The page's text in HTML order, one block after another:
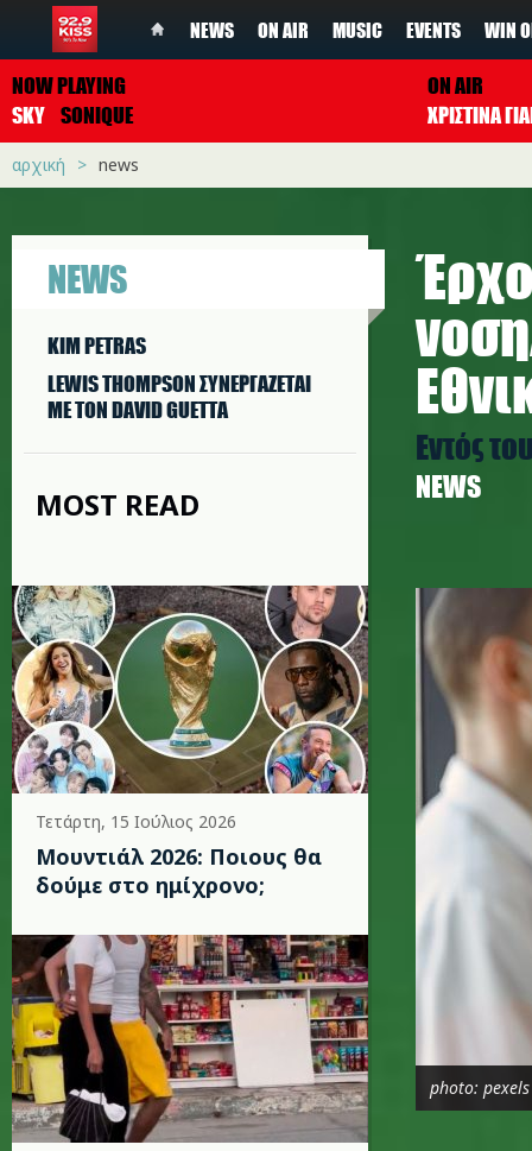
NEWS ON AIR MUSIC EVENTS WIN
NOW PLAYING
SKY SONIQUE
ON AIR
ΧΡΙΣΤΙΝΑ
αρχική news
NEWS
KIM PETRAS
LEWIS THOMPSON ΣΥΝΕΡΓAΖΕΤΑΙ
ΜΕ ΤΟΝ DAVID GUETTA
MOST READ
Τετάρτη, 15 Ιούλιος 2026
Μουντιάλ 2026: Ποιους θα
δούμε στο ημίχρονο;
Εντός
NEWS
photo: pexels